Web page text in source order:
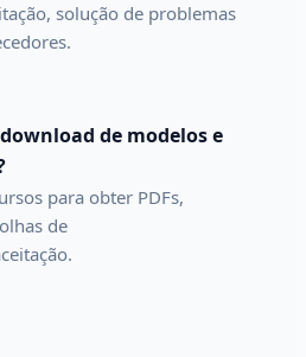
solução de problemas
de modelos e
para obter PDFs,
de